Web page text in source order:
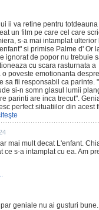
ii va retine pentru totdeauna
un film pe care cel care
s-a mai intamplat ulterior
si primise Palme d' Or
ignorat de popor nu trebuie
cu scara rasturnata a
poveste emotionanta
sa fii responsabil ca parinte.
si-n somn glasul lumii
parinti are inca trecut".
perfect situatiilor din acest
mai mult decat L'enfant.
ce s-a intamplat cu ea. Am
geniale nu ai gusturi bune.